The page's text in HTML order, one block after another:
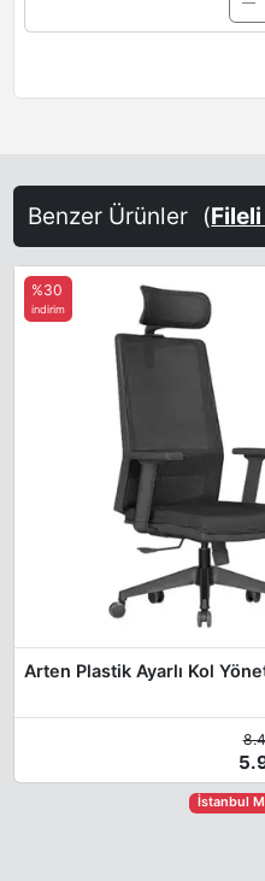
Benzer Ürünler (
Arten Plastik Ayarlı Kol
%30
indirim
İstanbul